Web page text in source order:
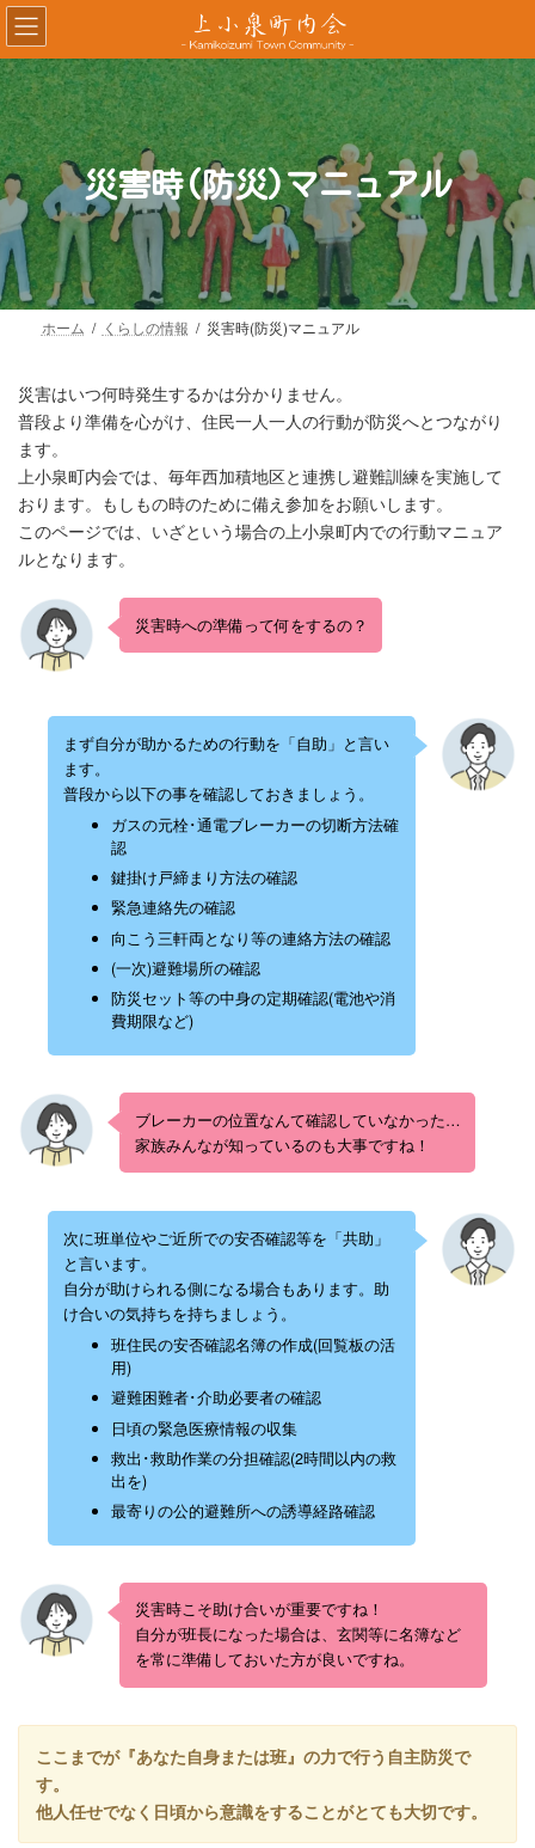
コ
ン
テ
ン
ツ
へ
ス
キ
ッ
プ
ナ
ビ
ゲ
ー
シ
ョ
ン
に
移
動
災害時(防災)マニュアル
ホーム くらしの情報 災害時(防災)マニュアル
災害はいつ何時発生するかは分かりません。
普段より準備を心がけ、住民一人一人の行動が防災へとつながり
ます。
上小泉町内会では、毎年西加積地区と連携し避難訓練を実施して
おります。もしもの時のために備え参加をお願いします。
このページでは、いざという場合の上小泉町内での行動マニュア
ルとなります。
災害時への準備って何をするの？
まず自分が助かるための行動を「自助」と言い
ます。
普段から以下の事を確認しておきましょう。
ガスの元栓･通電ブレーカーの切断方法確
認
鍵掛け戸締まり方法の確認
緊急連絡先の確認
向こう三軒両となり等の連絡方法の確認
(一次)避難場所の確認
防災セット等の中身の定期確認(電池や消
費期限など)
ブレーカーの位置なんて確認していなかった…
家族みんなが知っているのも大事ですね！
次に班単位やご近所での安否確認等を「共助」
と言います。
自分が助けられる側になる場合もあります。助
け合いの気持ちを持ちましょう。
班住民の安否確認名簿の作成(回覧板の活
用)
避難困難者･介助必要者の確認
日頃の緊急医療情報の収集
救出･救助作業の分担確認(2時間以内の救
出を)
最寄りの公的避難所への誘導経路確認
災害時こそ助け合いが重要ですね！
自分が班長になった場合は、玄関等に名簿など
を常に準備しておいた方が良いですね。
ここまでが『あなた自身または班』の力で行う自主防災で
す。
他人任せでなく日頃から意識をすることがとても大切です。